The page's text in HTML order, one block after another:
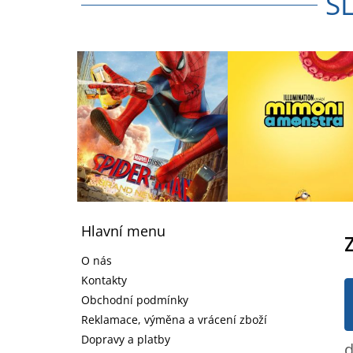
Hlavní menu
O nás
Kontakty
Obchodní podmínky
Reklamace, výměna a vrácení zboží
Dopravy a platby